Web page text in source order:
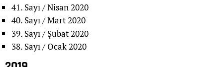
41. Sayı / Nisan 2020
40. Sayı / Mart 2020
39. Sayı / Şubat 2020
38. Sayı / Ocak 2020